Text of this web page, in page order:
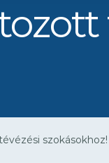
szokásokhoz!